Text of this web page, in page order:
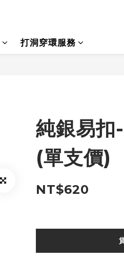
打洞穿環服務
純銀易扣
(單支價)
NT$620